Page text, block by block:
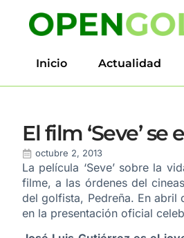
Inicio Actualidad
El film ‘Seve’
octubre 2, 2013
La película ‘Seve’ sobre la
filme, a las órdenes del
del golfista, Pedreña. En
en la presentación oficial